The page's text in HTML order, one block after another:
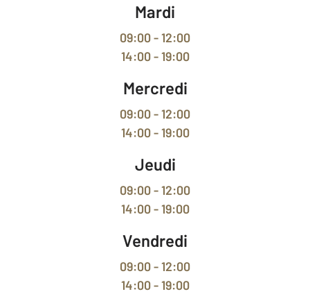
Mardi
09:00 - 12:00
14:00 - 19:00
Mercredi
09:00 - 12:00
14:00 - 19:00
Jeudi
09:00 - 12:00
14:00 - 19:00
Vendredi
09:00 - 12:00
14:00 - 19:00